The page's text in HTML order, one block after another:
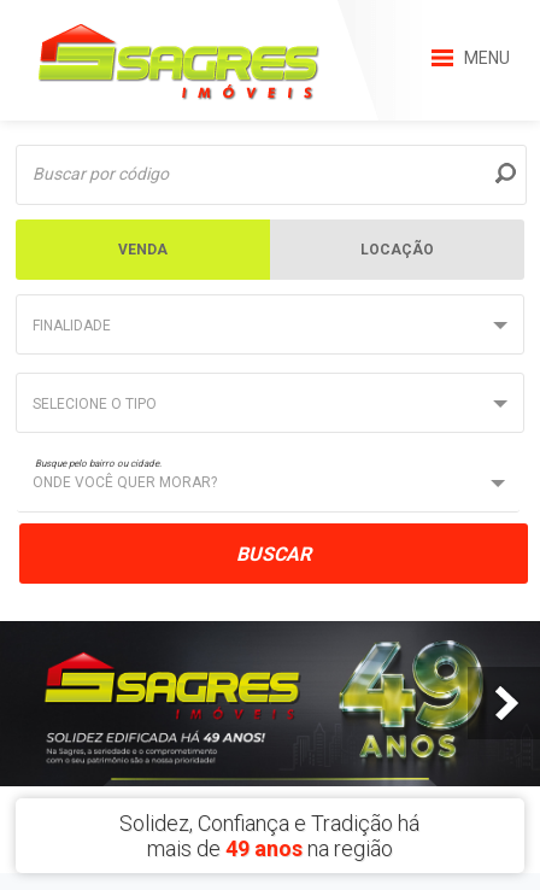
MENU
VENDA LOCAÇÃO
FINALIDADE
SELECIONE O TIPO
Busque pelo bairro ou cidade.
ONDE VOCÊ QUER MORAR?
BUSCAR
Solidez, Confiança e Tradição há
mais de 49 anosna região